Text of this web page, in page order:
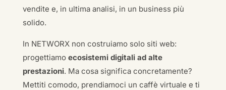
vendite e, in ultima analisi, in un business più
solido.
In NETWORX non costruiamo solo siti web:
progettiamo ecosistemi digitali ad alte
prestazioni. Ma cosa significa concretamente?
Mettiti comodo, prendiamoci un caffè virtuale e ti